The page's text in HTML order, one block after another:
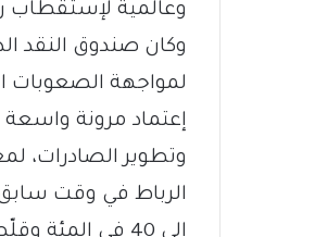
وعالمية لإستقطاب
لمواجهة الصعوبات
إعتماد مرونة
وتطوير الصادرات،
الرباط في وقت